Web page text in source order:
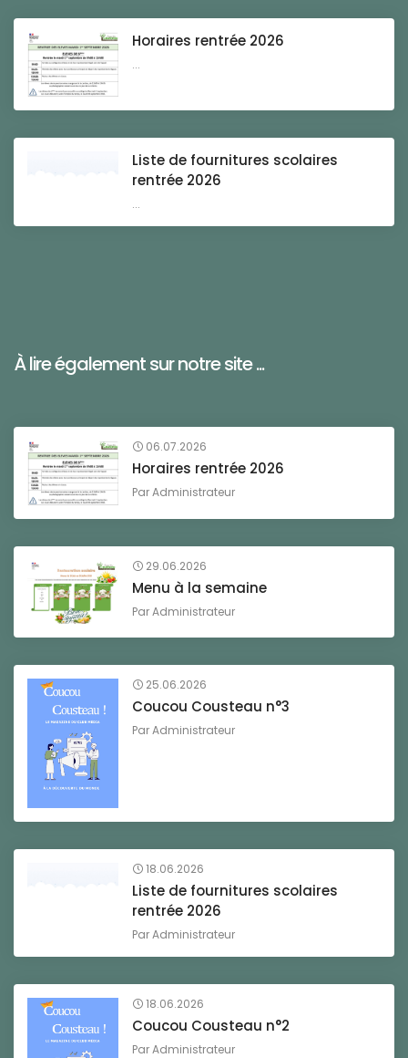
Horaires rentrée 2026
...
Liste de fournitures scolaires
rentrée 2026
...
À lire également sur notre site ...
06.07.2026
Horaires rentrée 2026
ParAdministrateur
29.06.2026
Menu à la semaine
ParAdministrateur
25.06.2026
Coucou Cousteau n°3
ParAdministrateur
18.06.2026
Liste de fournitures scolaires
rentrée 2026
ParAdministrateur
18.06.2026
Coucou Cousteau n°2
ParAdministrateur